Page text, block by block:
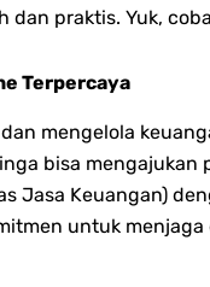
praktis. Yuk,
Terpercaya
mengelola
bisa
Jasa Keuangan)
untuk